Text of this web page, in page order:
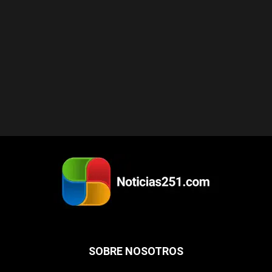
SOBRE NOSOTROS